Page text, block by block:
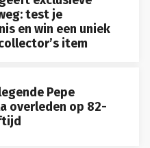
test je
en win een uniek
item
Pepe
overleden op 82-